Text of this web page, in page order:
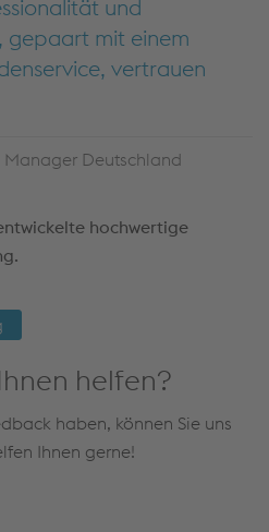
und
gepaart mit einem
vertrauen
Deutschland
hochwertige
helfen?
haben, können Sie uns
Ihnen gerne!